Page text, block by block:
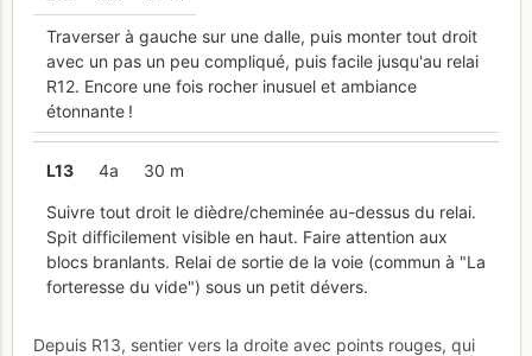
Traverser à gauche sur une dalle, puis monter tout droit
avec un pas un peu compliqué, puis facile jusqu'au relai
R12. Encore une fois rocher inusuel et ambiance
étonnante !
L13 4a 30 m
Suivre tout droit le dièdre/cheminée au-dessus du relai.
Spit difficilement visible en haut. Faire attention aux
blocs branlants. Relai de sortie de la voie (commun à "La
forteresse du vide") sous un petit dévers.
Depuis R13, sentier vers la droite avec points rouges, qui